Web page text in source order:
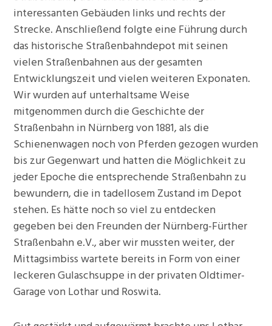
interessanten Gebäuden links und rechts der
Strecke. Anschließend folgte eine Führung durch
das historische Straßenbahndepot mit seinen
vielen Straßenbahnen aus der gesamten
Entwicklungszeit und vielen weiteren Exponaten.
Wir wurden auf unterhaltsame Weise
mitgenommen durch die Geschichte der
Straßenbahn in Nürnberg von 1881, als die
Schienenwagen noch von Pferden gezogen wurden
bis zur Gegenwart und hatten die Möglichkeit zu
jeder Epoche die entsprechende Straßenbahn zu
bewundern, die in tadellosem Zustand im Depot
stehen. Es hätte noch so viel zu entdecken
gegeben bei den Freunden der Nürnberg-Fürther
Straßenbahn e.V., aber wir mussten weiter, der
Mittagsimbiss wartete bereits in Form von einer
leckeren Gulaschsuppe in der privaten Oldtimer-
Garage von Lothar und Roswita.